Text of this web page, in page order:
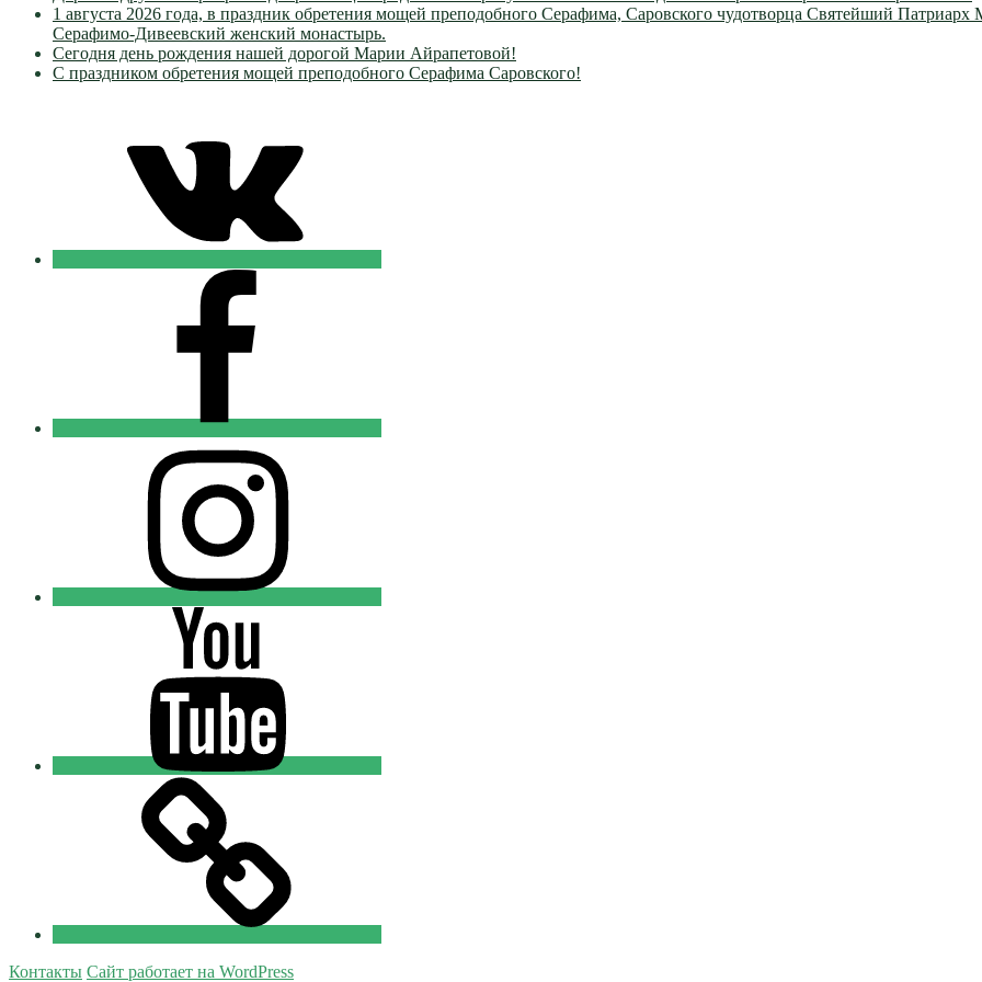
1 августа 2026 года, в праздник обретения мощей преподобного Серафима, Саровского чудотворца Святейший
Серафимо-Дивеевский женский монастырь.
Сегодня день рождения нашей дорогой Марии Айрапетовой!
С праздником обретения мощей преподобного Серафима Саровского!
Добровольцы
Православные
Добровольцы
Православные
Добровольцы
Контакты Сайт работает на WordPress